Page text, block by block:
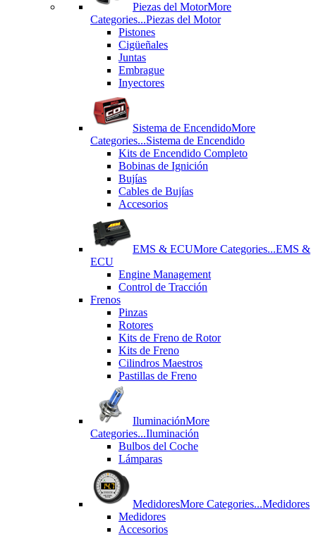
Piezas del MotorMore
Categories...Piezas del Motor
Pistones
Cigüeñales
Juntas
Εmbrague
Inyectores
Sistema de EncendidoMore
Categories...Sistema de Encendido
Kits de Encendido Completo
Bobinas de Ignición
Bujías
Cables de Bujías
Accesorios
EMS & ECUMore Categories...EMS &
ECU
Engine Management
Control de Tracción
Frenos
Pinzas
Rotores
Kits de Freno de Rotor
Kits de Freno
Cilindros Maestros
Pastillas de Freno
IluminaciónMore
Categories...Iluminación
Bulbos del Coche
Lámparas
MedidoresMore Categories...Medidores
Medidores
Accesorios